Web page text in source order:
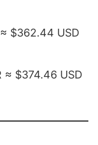
$362.44 USD
≈ $374.46 USD